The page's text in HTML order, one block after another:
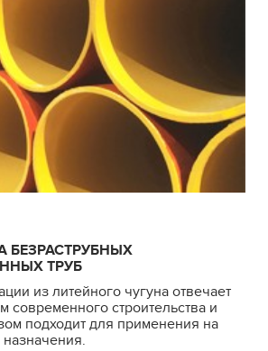
БЕЗРАСТРУБНЫХ
ТРУБ
из литейного чугуна отвечает
современного строительства и
подходит для применения на